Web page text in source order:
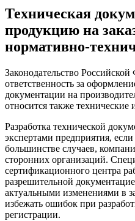
Техническая
продукцию на
нормативно-
Законодательство Российской
ответственность за
документации на
относится также
Разработка технической
экспертами предприятия,
большинстве случаев,
сторонних организаций.
сертификационного центра
разрешительной
актуальными изменениями в
избежать ошибок при
регистрации.